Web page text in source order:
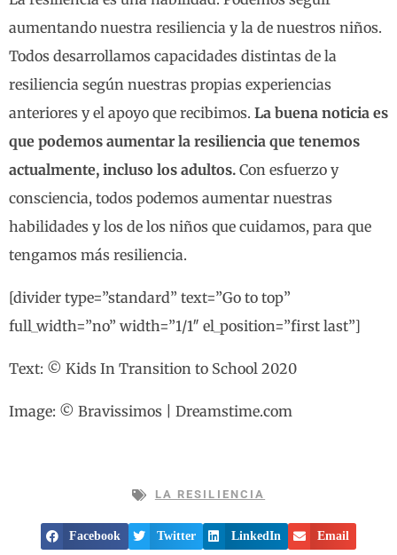
aumentando nuestra resiliencia y la de nuestros niños.
Todos desarrollamos capacidades distintas de la
resiliencia según nuestras propias experiencias
anteriores y el apoyo que recibimos. La buena noticia es
que podemos aumentar la resiliencia que tenemos
actualmente, incluso los adultos. Con esfuerzo y
consciencia, todos podemos aumentar nuestras
habilidades y los de los niños que cuidamos, para que
tengamos más resiliencia.
[divider type=”standard” text=”Go to top”
full_width=”no” width=”1/1″ el_position=”first last”]
Text: © Kids In Transition to School 2020
Image: © Bravissimos | Dreamstime.com
LA RESILIENCIA
Facebook Twitter LinkedIn Email